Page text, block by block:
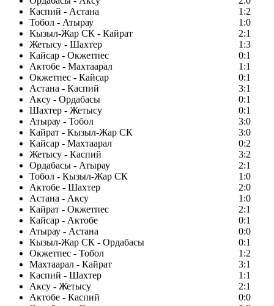
Каспий - Астана
1:2
Тобол - Атырау
1:0
Кызыл-Жар СК - Кайрат
2:1
Жетысу - Шахтер
1:3
Кайсар - Окжетпес
0:1
Актобе - Махтаарал
1:1
Окжетпес - Кайсар
0:1
Астана - Каспий
3:1
Аксу - Ордабасы
0:1
Шахтер - Жетысу
0:1
Атырау - Тобол
3:0
Кайрат - Кызыл-Жар СК
3:0
Кайсар - Махтаарал
0:2
Жетысу - Каспий
3:2
Ордабасы - Атырау
2:1
Тобол - Кызыл-Жар СК
1:0
Актобе - Шахтер
2:0
Астана - Аксу
1:0
Кайрат - Окжетпес
2:1
Кайсар - Актобе
0:1
Атырау - Астана
0:0
Кызыл-Жар СК - Ордабасы
0:1
Окжетпес - Тобол
1:2
Махтаарал - Кайрат
3:1
Каспий - Шахтер
1:1
Аксу - Жетысу
2:1
Актобе - Каспий
0:0